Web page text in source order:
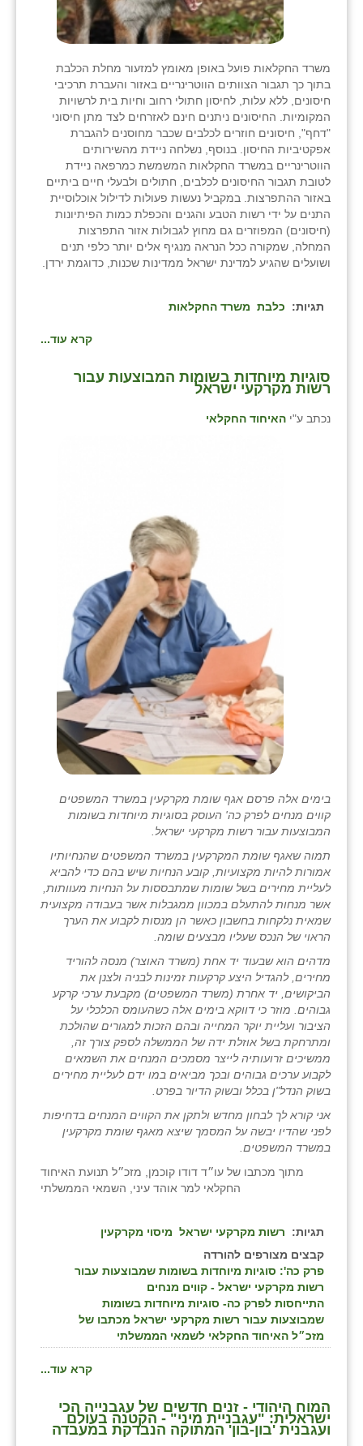
משרד החקלאות פועל באופן מאומץ למזעור מחלת הכלבת
בתוך כך תגבור הצוותים הווטרינריים באזור והעברת תרכיבי
חיסונים, ללא עלות, לחיסון חתולי רחוב וחיות בית לרשויות
המקומיות. החיסונים ניתנים חינם לאזרחים לצד מתן חיסוני
"דחף", חיסונים חוזרים לכלבים שכבר מחוסנים להגברת
אפקטיביות החיסון. בנוסף, נשלחה ניידת מהשירותים
הווטרינריים במשרד החקלאות המשמשת כמרפאה ניידת
לטובת תגבור החיסונים לכלבים, חתולים ולבעלי חיים ביתיים
באזור ההתפרצות. במקביל נעשות פעולות לדילול אוכלוסיית
התנים על ידי רשות הטבע והגנים והכפלת כמות הפיתיונות
(חיסונים) המפוזרים גם מחוץ לגבולות אזור התפרצות
המחלה, שמקורה ככל הנראה מנגיף אלים יותר כלפי תנים
ושועלים שהגיע למדינת ישראל ממדינות שכנות, כדוגמת ירדן.
תגיות: כלבת משרד החקלאות
קרא עוד...
סוגיות מיוחדות בשומות המבוצעות עבור
רשות מקרקעי ישראל
נכתב ע"י האיחוד החקלאי
בימים אלה פרסם אגף שומת מקרקעין במשרד המשפטים
קווים מנחים לפרק כה' העוסק בסוגיות מיוחדות בשומות
המבוצעות עבור רשות מקרקעי ישראל.
תמוה שאגף שומת המקרקעין במשרד המשפטים שהנחיותיו
אמורות להיות מקצועיות, קובע הנחיות שיש בהם כדי להביא
לעליית מחירים בשל שומות שמתבססות על הנחיות מעוותות,
אשר מנחות להתעלם במכוון ממגבלות אשר בעבודה מקצועית
שמאית נלקחות בחשבון כאשר הן מנסות לקבוע את הערך
הראוי של הנכס שעליו מבצעים שומה.
מדהים הוא שבעוד יד אחת (משרד האוצר) מנסה להוריד
מחירים, להגדיל היצע קרקעות זמינות לבניה ולצנן את
הביקושים, יד אחרת (משרד המשפטים) מקבעת ערכי קרקע
גבוהים. מוזר כי דווקא בימים אלה כשהעומס הכלכלי על
הציבור ועליית יוקר המחייה ובהם הזכות למגורים שהולכת
ומתרחקת בשל אוזלת ידה של הממשלה לספק צורך זה,
ממשיכים זרועותיה לייצר מסמכים המנחים את השמאים
לקבוע ערכים גבוהים ובכך מביאים במו ידם לעליית מחירים
בשוק הנדל"ן בכלל ובשוק הדיור בפרט.
אני קורא לך לבחון מחדש ולתקן את הקווים המנחים בדחיפות
לפני שהדיו יבשה על המסמך שיצא מאגף שומת מקרקעין
במשרד המשפטים.
מתוך מכתבו של עו״ד דודו קוכמן, מזכ״ל תנועת האיחוד
החקלאי למר אוהד עיני, השמאי הממשלתי
תגיות: רשות מקרקעי ישראל מיסוי מקרקעין
קבצים מצורפים להורדה
פרק כה': סוגיות מיוחדות בשומות שמבוצעות עבור
רשות מקרקעי ישראל - קווים מנחים
התייחסות לפרק כה- סוגיות מיוחדות בשומות
שמבוצעות עבור רשות מקרקעי ישראל מכתבו של
מזכ״ל האיחוד החקלאי לשמאי הממשלתי
קרא עוד...
המוח היהודי - זנים חדשים של עגבנייה הכי
ישראלית: "עגבניית מיני" - הקטנה בעולם
ועגבנית 'בון-בון' המתוקה הנבדקת במעבדה